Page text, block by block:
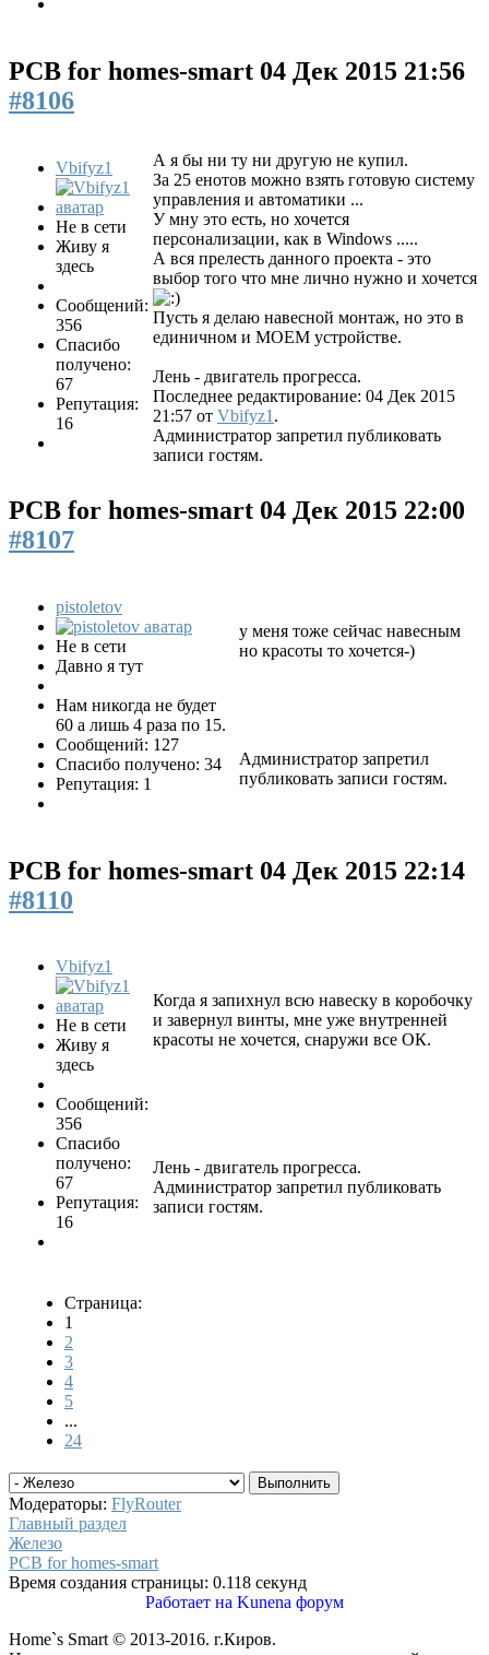
PCB for homes-smart 04 Дек 2015 21:56
#8106
Vbifyz1
Не в сети
Живу я
здесь
Сообщений:
356
Спасибо
получено:
67
Репутация:
16
А я бы ни ту ни другую не купил.
За 25 енотов можно взять готовую систему
управления и автоматики ...
У мну это есть, но хочется
персонализации, как в Windows .....
А вся прелесть данного проекта - это
выбор того что мне лично нужно и хочется
Пусть я делаю навесной монтаж, но это в
единичном и МОЕМ устройстве.
Лень - двигатель прогресса.
Последнее редактирование: 04 Дек 2015
21:57 от Vbifyz1 .
Администратор запретил публиковать
записи гостям.
PCB for homes-smart 04 Дек 2015 22:00
#8107
pistoletov
Не в сети
Давно я тут
Нам никогда не будет
60 а лишь 4 раза по 15.
Сообщений: 127
Спасибо получено: 34
Репутация: 1
у меня тоже сейчас навесным
но красоты то хочется-)
Администратор запретил
публиковать записи гостям.
PCB for homes-smart 04 Дек 2015 22:14
#8110
Vbifyz1
Не в сети
Живу я
здесь
Сообщений:
356
Спасибо
получено:
67
Репутация:
16
Когда я запихнул всю навеску в коробочку
и завернул винты, мне уже внутренней
красоты не хочется, снаружи все ОК.
Лень - двигатель прогресса.
Администратор запретил публиковать
записи гостям.
Страница:
1
2
3
4
5
...
24
Модераторы: FlyRouter
Главный раздел
Железо
PCB for homes-smart
Время создания страницы: 0.118 секунд
Работает на Kunena форум
Home`s Smart © 2013-2016. г.Киров.